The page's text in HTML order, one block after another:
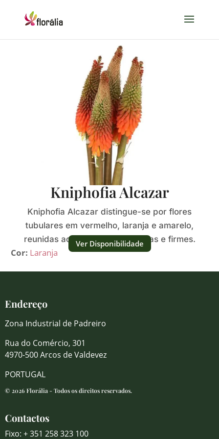
Kniphofia Alcazar
Kniphofia Alcazar distingue-se por flores
tubulares em vermelho, laranja e amarelo,
reunidas ao longo de hastes altas e firmes.
Cor: Laranja
Ver Disponibilidade
Endereço
Zona Industrial de Padreiro
Rua do Comércio, 301
4970-500 Arcos de Valdevez
PORTUGAL
© 2026 Florália - Todos os direitos reservados.
Contactos
Fixo: + 351 258 323 100